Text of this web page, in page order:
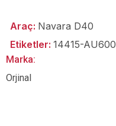
Araç: Navara D40
Etiketler: 14415-AU600
Marka:
Orjinal